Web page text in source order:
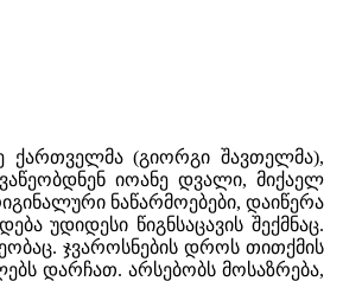
ქართველმა (გიორგი შავთელმა),
იოანე დვალი, მიქაელ
ნაწარმოებები, დაიწერა
უდიდესი წიგნსაცავის შექმნაც.
ჯვაროსნების დროს თითქმის
დარჩათ. არსებობს მოსაზრება,